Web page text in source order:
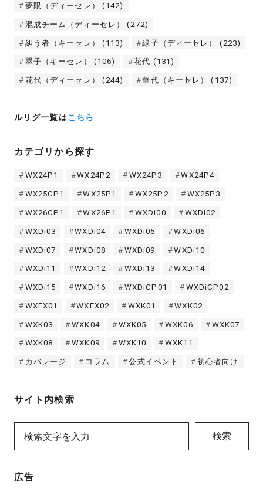
夢限（ディーセレ） (142)
混成チーム（ディーセレ） (272)
糾う者（キーセレ） (113) 緑子（ディーセレ） (223)
翠子（キーセレ） (106) 花代 (131)
花代（ディーセレ） (244) 華代（キーセレ） (137)
ルリグ一覧はこちら
カテゴリから探す
WX24P1 WX24P2 WX24P3 WX24P4
WX25CP1 WX25P1 WX25P2 WX25P3
WX26CP1 WX26P1 WXDi00 WXDi02
WXDi03 WXDi04 WXDi05 WXDi06
WXDi07 WXDi08 WXDi09 WXDi10
WXDi11 WXDi12 WXDi13 WXDi14
WXDi15 WXDi16 WXDiCP01 WXDiCP02
WXEX01 WXEX02 WXK01 WXK02
WXK03 WXK04 WXK05 WXK06 WXK07
WXK08 WXK09 WXK10 WXK11
カバレージ コラム 公式イベント 初心者向け
サイト内検索
検索
広告